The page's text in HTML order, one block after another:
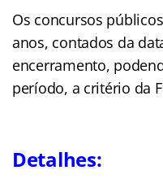
Os concursos
anos, contados da
encerramento,
período, a critério da
Detalhes: